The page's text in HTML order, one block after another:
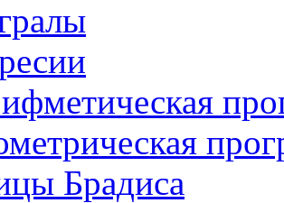
Брадиса